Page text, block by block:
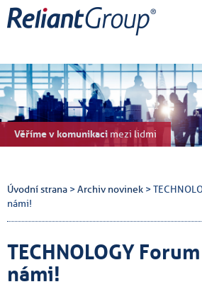
Věříme v komunikaci mezi lidmi
Úvodní strana >Archiv novinek >
námi!
TECHNOLOGY
námi!